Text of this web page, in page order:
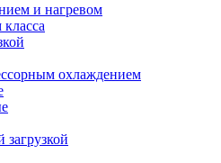
и нагревом
охлаждением